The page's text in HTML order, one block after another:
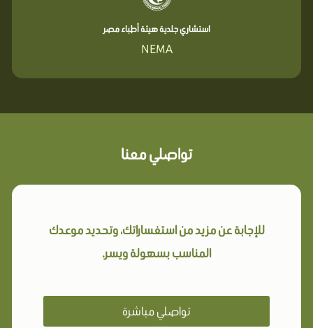
استشاري جلدية هيئة أطباء مصر
NEMA
تواصلي معنا
للإجابة عن مزيد من استفساراتك، وتحديد موعدك
المناسب بسهولة ويسر.
تواصلي مباشرة